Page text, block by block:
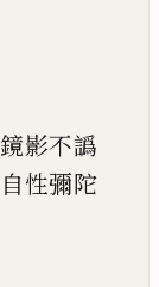
鏡影不譌
自性彌陀